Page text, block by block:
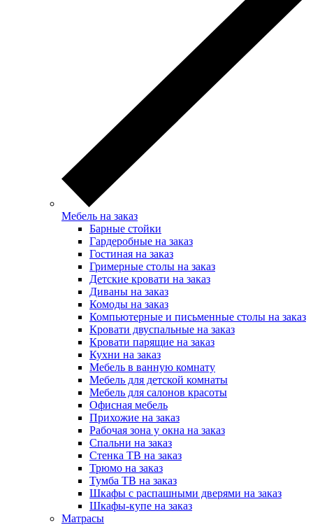
Мебель на заказ
Барные стойки
Гардеробные на заказ
Гостиная на заказ
Гримерные столы на заказ
Детские кровати на заказ
Диваны на заказ
Комоды на заказ
Компьютерные и письменные столы на заказ
Кровати двуспальные на заказ
Кровати парящие на заказ
Кухни на заказ
Мебель в ванную комнату
Мебель для детской комнаты
Мебель для салонов красоты
Офисная мебель
Прихожие на заказ
Рабочая зона у окна на заказ
Спальни на заказ
Стенка ТВ на заказ
Трюмо на заказ
Тумба ТВ на заказ
Шкафы с распашными дверями на заказ
Шкафы-купе на заказ
Матрасы